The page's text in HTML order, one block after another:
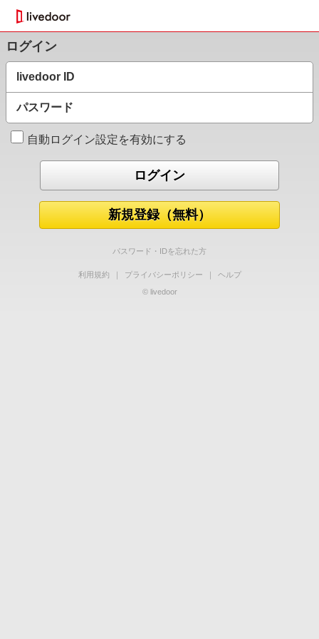
ログイン
livedoor ID
パスワード
自動ログイン設定を有効にする
新規登録（無料）
パスワード・IDを忘れた方
利用規約 ｜ プライバシーポリシー ｜
ヘルプ
© livedoor